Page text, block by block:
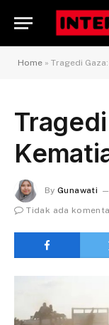
Home » Tragedi
By Gunawati
Tidak ada